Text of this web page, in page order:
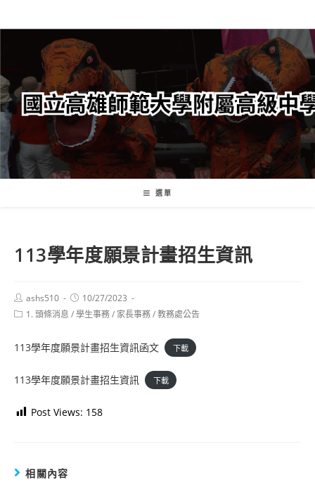
轉
要
內
容
選單
113學年度願景計畫招⽣資訊
Post
author:
ashs510
Post
published:
10/27/2023
Post1. 頭條消息 /學生事務/ 家長事務/教務處公告
113學年度願景計畫招⽣資訊函文 下載
113學年度願景計畫招⽣資訊 下載
Post Views: 158
相關內容